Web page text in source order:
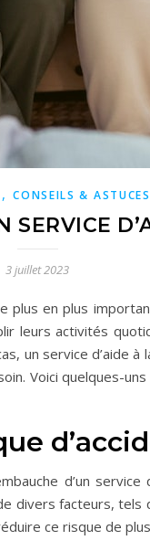
,CONSEILS & ASTUCES
SERVICE
3 juillet 2023
en plus
leurs activités
un service d’aide
Voici quelques-uns
d’un
facteurs, tels
ce risque de